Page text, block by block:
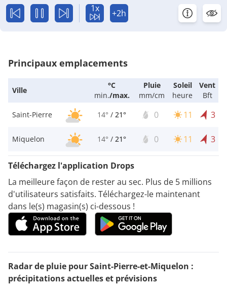
1x +2h
Principaux emplacements
Ville
°C
min./max.
Pluie
mm/cm
Soleil
heure
Vent
Bft
Saint-Pierre
14° / 21° 0 11 3
Miquelon 14° / 21° 0 11 3
Téléchargez l'application Drops
La meilleure façon de rester au sec. Plus de 5 millions
d'utilisateurs satisfaits. Téléchargez-le maintenant
dans le(s) magasin(s) ci-dessous !
Radar de pluie pour Saint-Pierre-et-Miquelon :
précipitations actuelles et prévisions